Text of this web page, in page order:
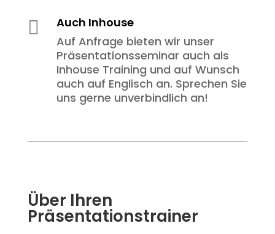

Auch Inhouse
Auf Anfrage bieten wir unser
Präsentationsseminar auch als
Inhouse Training und auf Wunsch
auch auf Englisch an. Sprechen Sie
uns gerne unverbindlich an!
Über Ihren
Präsentationstrainer